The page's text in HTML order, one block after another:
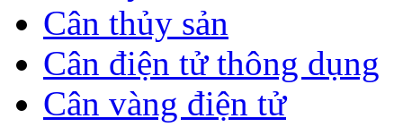
Cân thủy sản
Cân điện tử thông dụng
Cân vàng điện tử